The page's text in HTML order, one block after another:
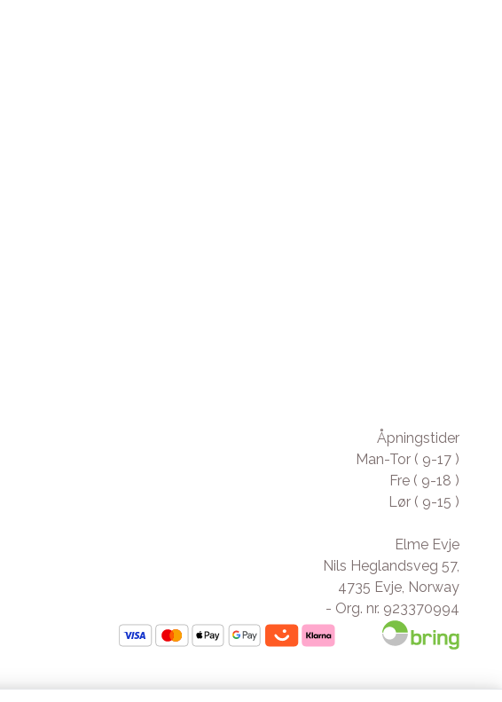
Åpningstider
Man-Tor ( 9-17 )
Fre ( 9-18 )
Lør ( 9-15 )
Elme Evje
Nils Heglandsveg 57,
4735 Evje, Norway
- Org. nr. 923370994